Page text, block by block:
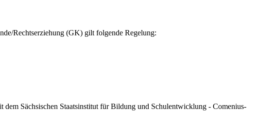
Rechtserziehung (GK) gilt folgende Regelung:
Sächsischen Staatsinstitut für Bildung und Schulentwicklung - Comenius-